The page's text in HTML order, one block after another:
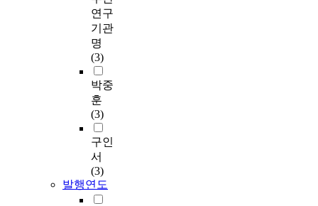
연구
기관
명
(3)
박중
훈
(3)
구인
서
(3)
발행연도